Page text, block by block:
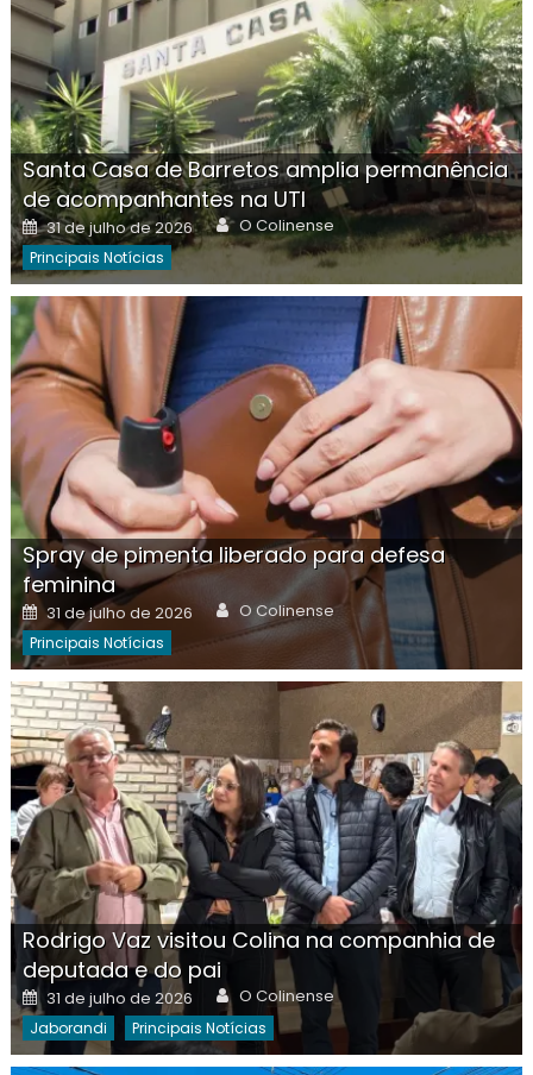
Santa Casa de Barretos amplia permanência
de acompanhantes na UTI
Posted
on
31 de julho de 2026 Author
O Colinense
Principais Notícias
Spray de pimenta liberado para defesa
feminina
Posted
on
31 de julho de 2026 Author
O Colinense
Principais Notícias
Rodrigo Vaz visitou Colina na companhia de
deputada e do pai
Posted
on
31 de julho de 2026 Author
O Colinense
Jaborandi Principais Notícias